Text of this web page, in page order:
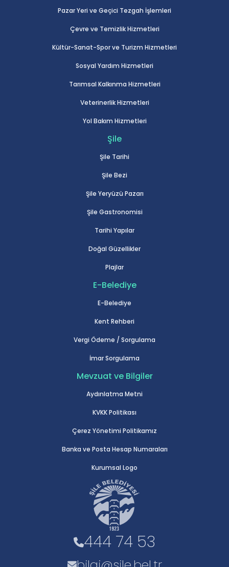
Pazar Yeri ve Geçici Tezgah İşlemleri
Çevre ve Temizlik Hizmetleri
Kültür-Sanat-Spor ve Turizm Hizmetleri
Sosyal Yardım Hizmetleri
Tarımsal Kalkınma Hizmetleri
Veterinerlik Hizmetleri
Yol Bakım Hizmetleri
Şile
Şile Tarihi
Şile Bezi
Şile Yeryüzü Pazarı
Şile Gastronomisi
Tarihi Yapılar
Doğal Güzellikler
Plajlar
E-Belediye
E-Belediye
Kent Rehberi
Vergi Ödeme / Sorgulama
İmar Sorgulama
Mevzuat ve Bilgiler
Aydınlatma Metni
KVKK Politikası
Çerez Yönetimi Politikamız
Banka ve Posta Hesap Numaraları
Kurumsal Logo
444 74 53